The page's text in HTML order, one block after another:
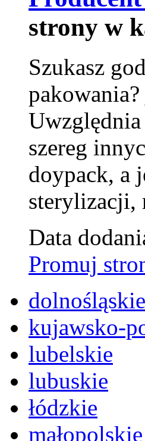
strony w
Szukasz
szereg
doypack, a
sterylizacji,
Data
Promuj
dolnośląskie
kujawsko-
lubelskie
lubuskie
łódzkie
małopolskie